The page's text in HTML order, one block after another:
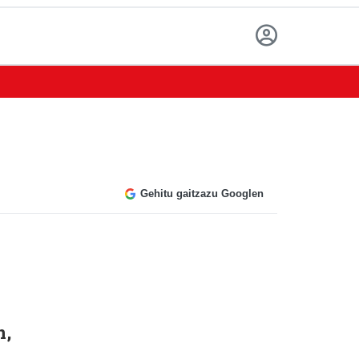
Gehitu gaitzazu Googlen